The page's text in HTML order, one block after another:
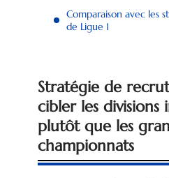
Comparaison avec les
de Ligue 1
Stratégie de
cibler les divisions
plutôt que les
championnats